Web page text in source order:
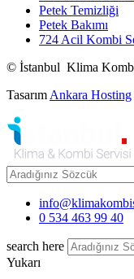
Petek Temizliği
Petek Bakımı
724 Acil Kombi
© İstanbul Klima
Tasarım Ankara Hosting
0 534 463 99 40
search here
Yukarı